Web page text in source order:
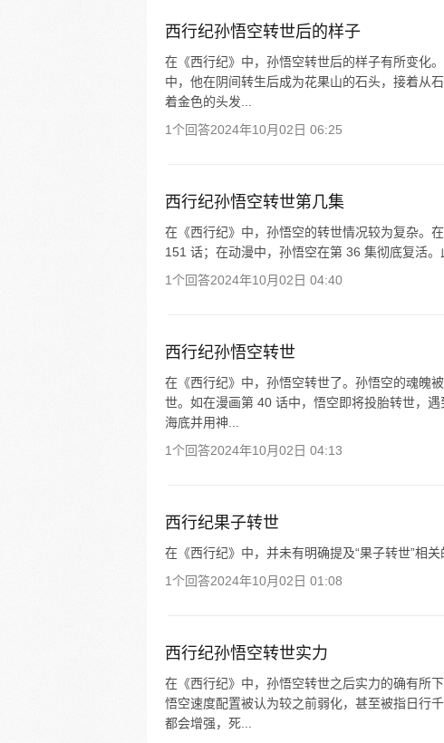
西行纪孙悟空转世后的样子
在《西行纪》中，孙悟空转世后的样子有所变化
中，他在阴间转生后成为花果山的石头，接着从
着金色的头发...
1个回答2024年10月02日 06:25
西行纪孙悟空转世第几集
在《西行纪》中，孙悟空的转世情况较为复杂。
151 话；在动漫中，孙悟空在第 36 集彻底复活
1个回答2024年10月02日 04:40
西行纪孙悟空转世
在《西行纪》中，孙悟空转世了。孙悟空的魂魄
世。如在漫画第 40 话中，悟空即将投胎转世，
海底并用神...
1个回答2024年10月02日 04:13
西行纪果子转世
在《西行纪》中，并未有明确提及“果子转世”相关
1个回答2024年10月02日 01:08
西行纪孙悟空转世实力
在《西行纪》中，孙悟空转世之后实力的确有所
悟空速度配置被认为较之前弱化，甚至被指日行
都会增强，死...